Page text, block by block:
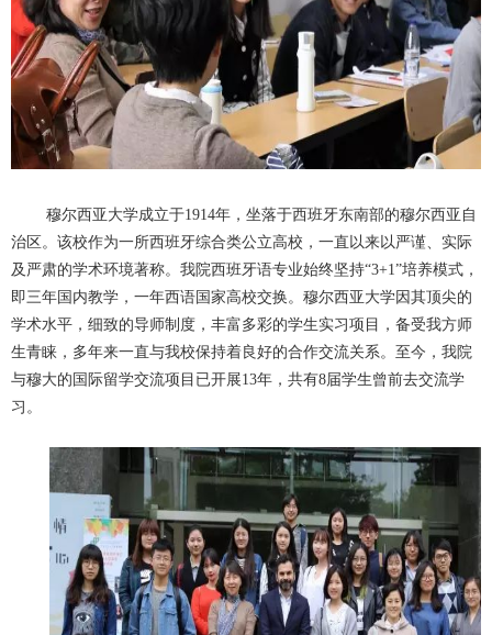
穆尔西亚大学成立于1914年，坐落于西班牙东南部的穆尔西亚自
治区。该校作为一所西班牙综合类公立高校，一直以来以严谨、实际
及严肃的学术环境著称。我院西班牙语专业始终坚持“3+1”培养模式，
即三年国内教学，一年西语国家高校交换。穆尔西亚大学因其顶尖的
学术水平，细致的导师制度，丰富多彩的学生实习项目，备受我方师
生青睐，多年来一直与我校保持着良好的合作交流关系。至今，我院
与穆大的国际留学交流项目已开展13年，共有8届学生曾前去交流学
习。